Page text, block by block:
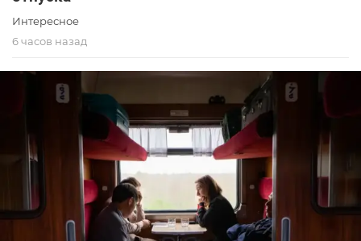
Интересное
6 часов назад